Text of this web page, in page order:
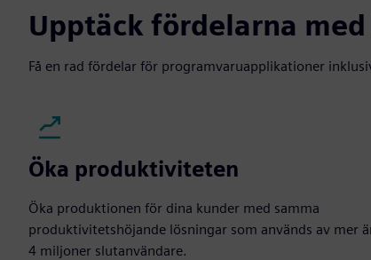
Upptäck fördelarna med
Få en rad fördelar för programvaruapplikationer
Öka produktiviteten
Öka produktionen för dina kunder med samma
produktivitetshöjande lösningar som används av mer
4 miljoner slutanvändare.